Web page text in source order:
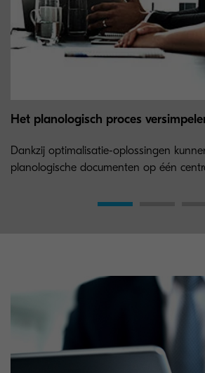
Het planologisch proces
Dankzij optimalisatie-oplossingen
planologische documenten op één